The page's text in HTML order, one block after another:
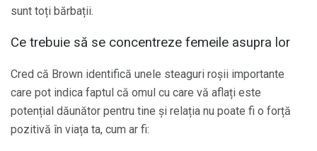
sunt toți bărbații.
Ce trebuie să se concentreze femeile asupra lor
Cred că Brown identifică unele steaguri roșii importante
care pot indica faptul că omul cu care vă aflați este
potențial dăunător pentru tine și relația nu poate fi o forță
pozitivă în viața ta, cum ar fi: